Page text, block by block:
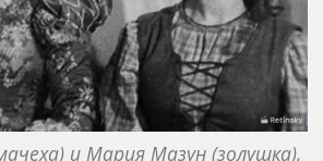
и Мария Мазун (золушка),